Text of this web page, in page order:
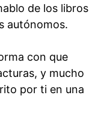
de los libros
autónomos.
con que
y mucho
por ti en una